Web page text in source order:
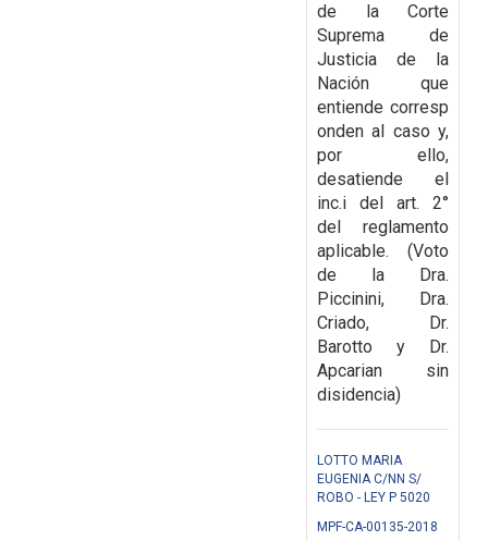
de la Corte
Suprema de
Justicia de la
Nación que
entiende corresp
onden al caso y,
por ello,
desatiende el
inc.i del art. 2°
del reglamento
aplicable. (Voto
de la Dra.
Piccinini, Dra.
Criado, Dr.
Barotto y Dr.
Apcarian sin
disidencia)
LOTTO MARIA
EUGENIA C/NN S/
ROBO - LEY P 5020
MPF-CA-00135-2018